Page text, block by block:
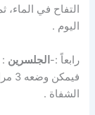
التفاح في
اليوم .
رابعاً :- الجلسرين
الشفاة .